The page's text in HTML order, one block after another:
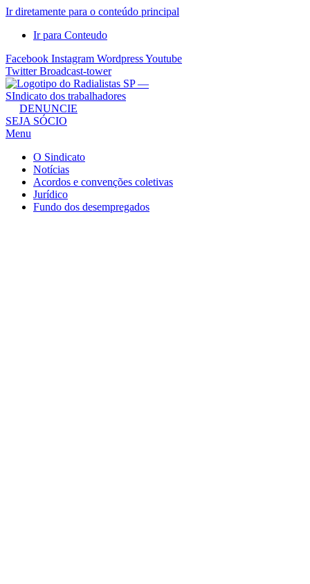
Ir diretamente para o conteúdo principal
Ir para Conteudo
Facebook Instagram WordpressYoutube
Twitter Broadcast-tower
Sindicato
dos
Radialistas
São
Paulo
Sindicato
DENUNCIE
SEJA SÓCIO
Menu
O Sindicato
Notícias
Acordos e convenções coletivas
Jurídico
Fundo dos desempregados